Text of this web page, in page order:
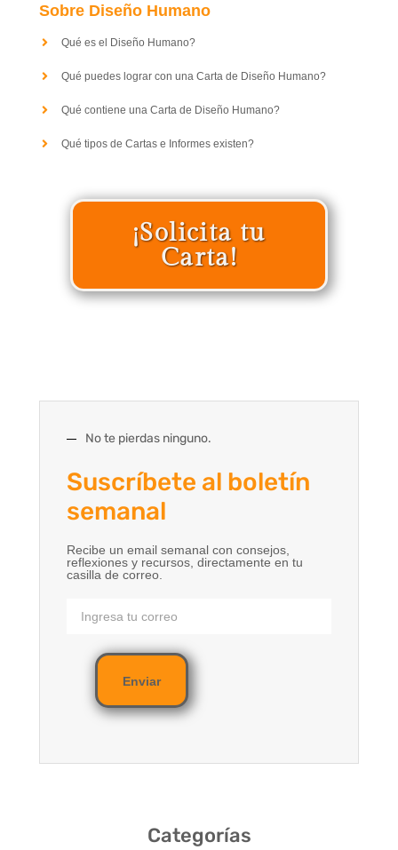
Sobre Diseño Humano
Qué es el Diseño Humano?
Qué puedes lograr con una Carta de Diseño Humano?
Qué contiene una Carta de Diseño Humano?
Qué tipos de Cartas e Informes existen?
¡Solicita tu
Carta!
No te pierdas ninguno.
Suscríbete al boletín
semanal
Recibe un email semanal con consejos,
reflexiones y recursos, directamente en tu
casilla de correo.
Enviar
Categorías